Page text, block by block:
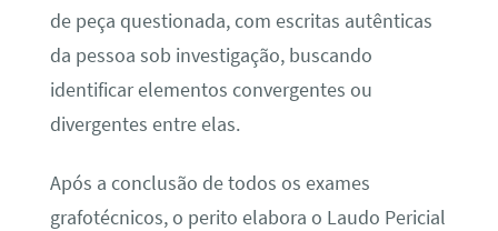
de peça questionada, com escritas autênticas
da pessoa sob investigação, buscando
identificar elementos convergentes ou
divergentes entre elas.
Após a conclusão de todos os exames
grafotécnicos, o perito elabora o Laudo Pericial